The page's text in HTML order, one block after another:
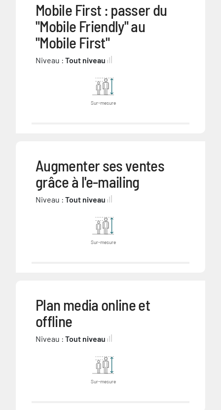
Mobile First : passer du
"Mobile Friendly" au
"Mobile First"
Niveau : Tout niveau
Sur-mesure
Augmenter ses ventes
grâce à l'e-mailing
Niveau : Tout niveau
Sur-mesure
Plan media online et
offline
Niveau : Tout niveau
Sur-mesure